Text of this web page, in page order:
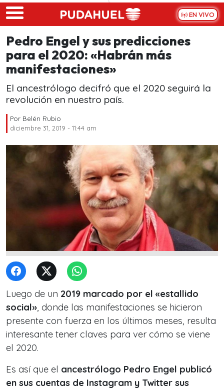
Skip to main content
EN VIVO
Pedro Engel y sus predicciones
para el 2020: «Habrán más
manifestaciones»
El ancestrólogo decifró que el 2020 seguirá la
revolución en nuestro país.
Por Belén Rubio
diciembre 31, 2019 - 11:44 am
Luego de un 2019 marcado por el «estallido
social» , donde las manifestaciones se hicieron
presente con fuerza en los últimos meses, resulta
interesante tener claves para ver cómo se viene
el 2020.
Es así que el ancestrólogo Pedro Engel publicó
en sus cuentas de Instagram y Twitter sus